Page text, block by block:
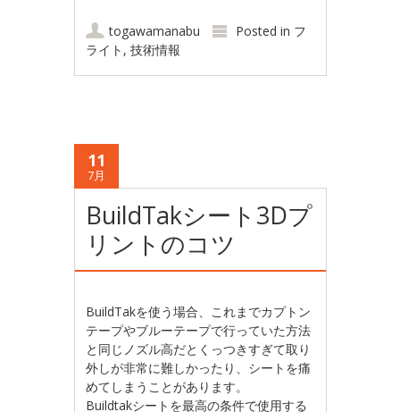
togawamanabu Posted in フ
ライト ,技術情報
11
7月
BuildTakシート3Dプ
リントのコツ
BuildTakを使う場合、これまでカプトン
テープやブルーテープで行っていた方法
と同じノズル高だとくっつきすぎて取り
外しが非常に難しかったり、シートを痛
めてしまうことがあります。
Buildtakシートを最高の条件で使用する